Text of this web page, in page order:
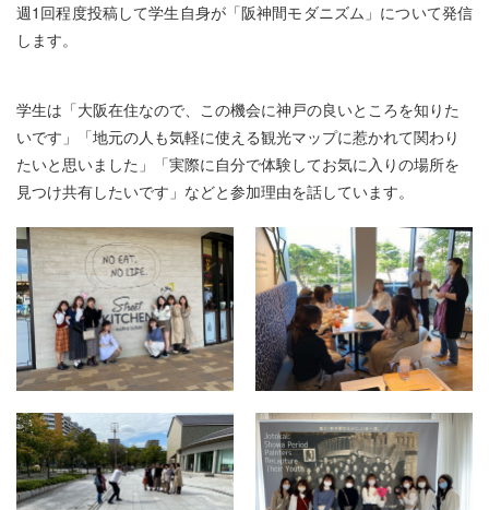
週1回程度投稿して学生自身が「阪神間モダニズム」について発信
します。
学生は「大阪在住なので、この機会に神戸の良いところを知りた
いです」「地元の人も気軽に使える観光マップに惹かれて関わり
たいと思いました」「実際に自分で体験してお気に入りの場所を
見つけ共有したいです」などと参加理由を話しています。